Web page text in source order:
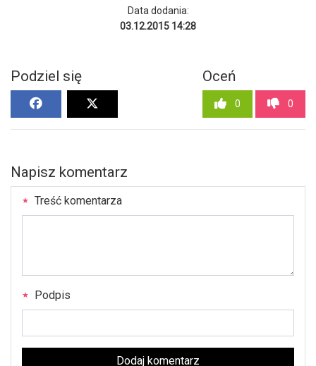
Data dodania:
03.12.2015 14:28
Podziel się Oceń
0 0
Napisz komentarz
Treść komentarza
Podpis
Dodaj komentarz